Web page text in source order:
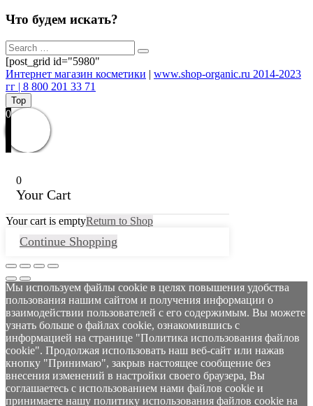
Что будем искать?
[post_grid id="5980"
Интернет магазин косметики | www.shop-organic.ru 2014-2023
гг | 8 800 201 33 71
Top
0
0
Your Cart
Your cart is emptyReturn to Shop
Continue Shopping
Мы используем файлы cookie в целях повышения удобства
пользования нашим сайтом и получения информации о
взаимодействии пользователей с его содержимым. Вы можете
узнать больше о файлах cookie, ознакомившись с
информацией на странице "Политика использования файлов
cookie". Продолжая использовать наш веб-сайт или нажав
кнопку "Принимаю", закрыв настоящее сообщение без
внесения изменений в настройки своего браузера, Вы
соглашаетесь с использованием нами файлов cookie и
принимаете нашу политику использования файлов cookie на